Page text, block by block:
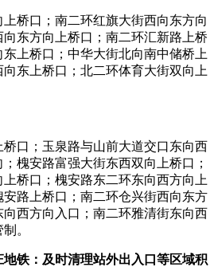
桥口；南二环红旗大街西向东方向
向东方向上桥口；南二环汇新路上桥
上桥口；中华大街北向南中储桥上
东上桥口；北二环体育大街双向上
口；玉泉路与山前大道交口东向西
槐安路富强大街东西双向上桥口；
桥口；槐安路东二环东向西方向上
路上桥口；南二环仓兴街西向东方
西方向入口；南二环雅清街东向西
。
地铁：及时清理站外出入口等区域积